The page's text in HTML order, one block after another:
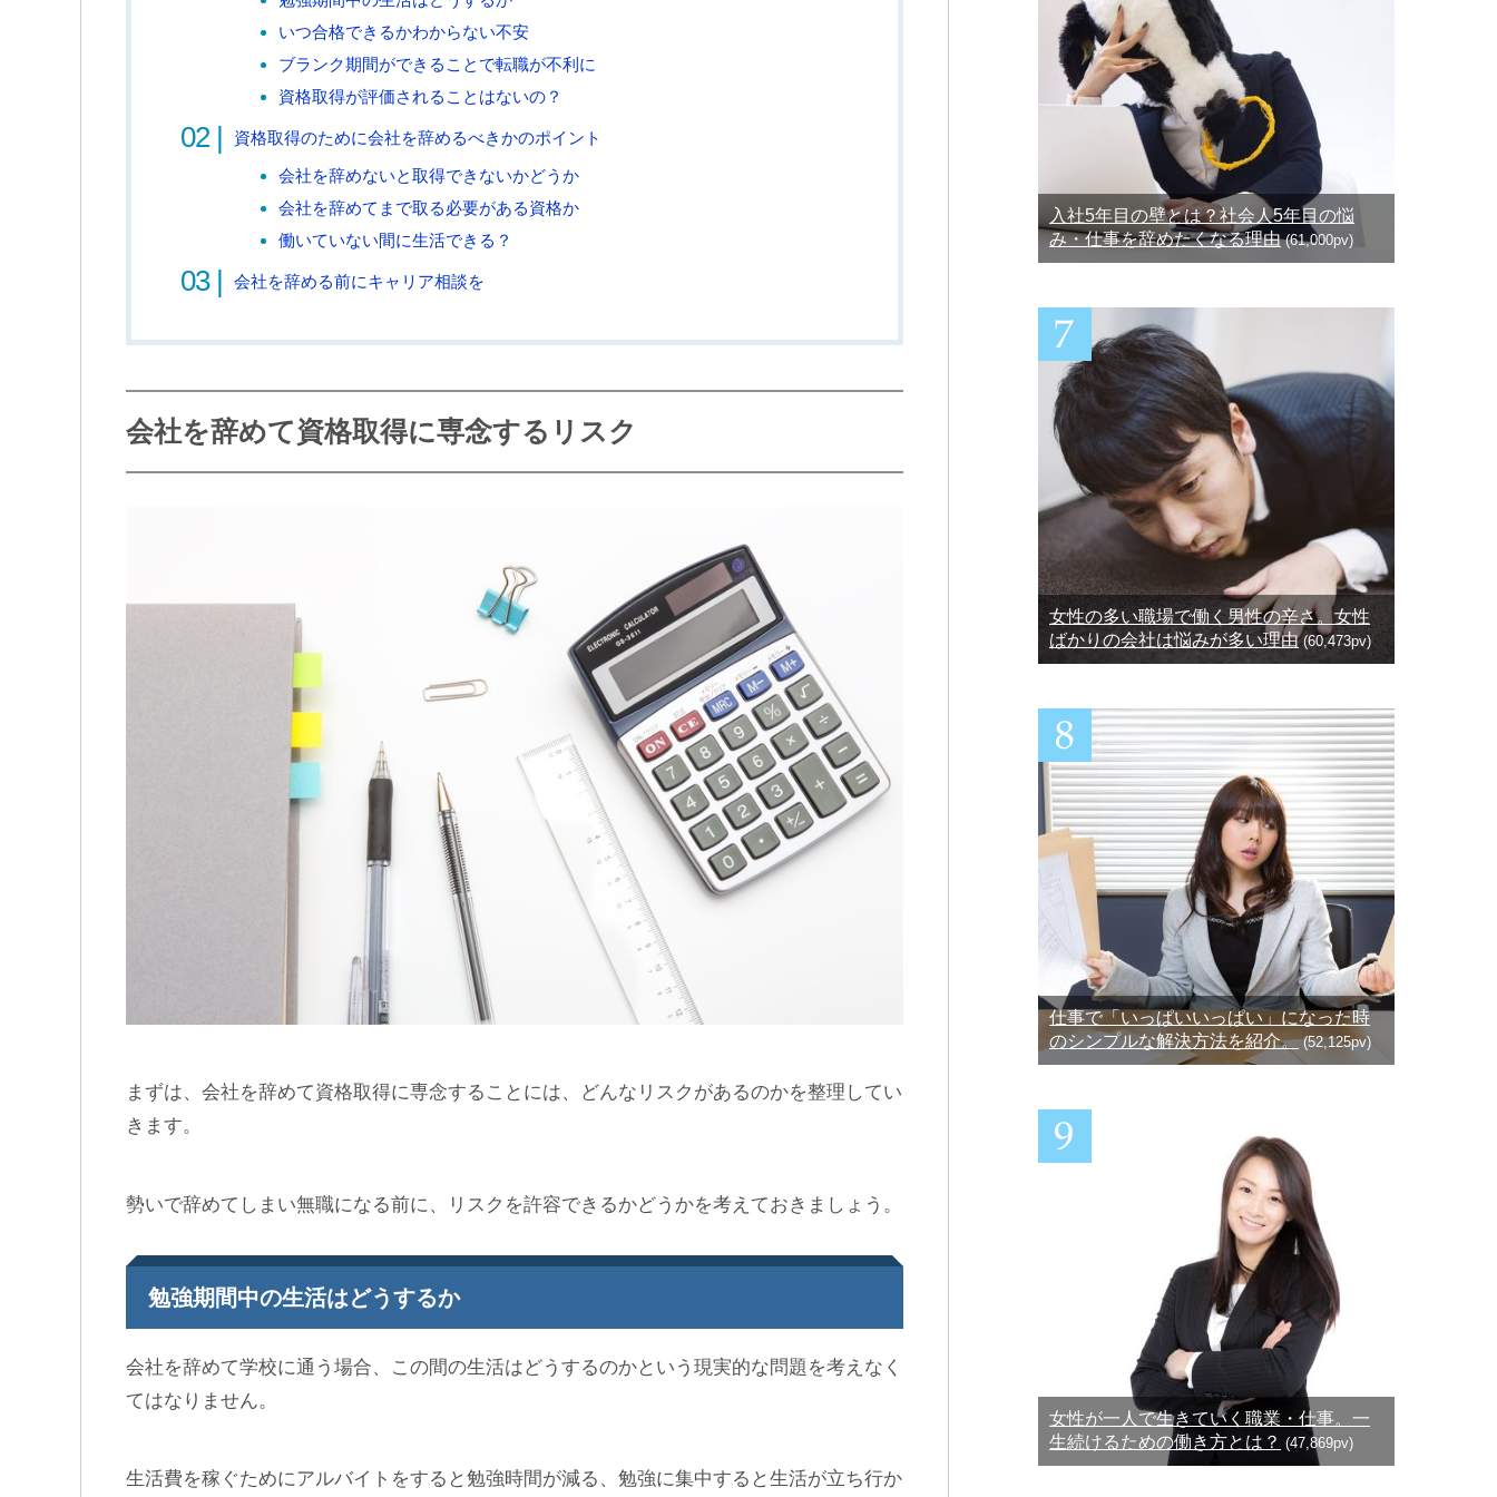
いつ合格できるかわからない不安
ブランク期間ができることで転職が不利に
資格取得が評価されることはないの？
資格取得のために会社を辞めるべきかのポイント
会社を辞めないと取得できないかどうか
会社を辞めてまで取る必要がある資格か
働いていない間に生活できる？
会社を辞める前にキャリア相談を
会社を辞めて資格取得に専念するリスク
まずは、会社を辞めて資格取得に専念することには、どんなリスクがあるのかを整理してい
きます。
勢いで辞めてしまい無職になる前に、リスクを許容できるかどうかを考えておきましょう。
勉強期間中の生活はどうするか
会社を辞めて学校に通う場合、この間の生活はどうするのかという現実的な問題を考えなく
てはなりません。
生活費を稼ぐためにアルバイトをすると勉強時間が減る、勉強に集中すると生活が立ち行か
入社5年目の壁とは？社会人5年目の悩
み・仕事を辞めたくなる理由(61,000pv)
女性の多い職場で働く男性の辛さ。女性
ばかりの会社は悩みが多い理由(60,473pv)
仕事で「いっぱいいっぱい」になった時
のシンプルな解決方法を紹介。(52,125pv)
女性が一人で生きていく職業・仕事。一
生続けるための働き方とは？ (47,869pv)